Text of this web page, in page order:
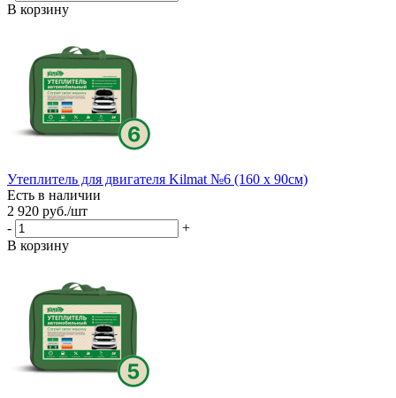
В корзину
Утеплитель для двигателя Kilmat №6 (160 х 90см)
Есть в наличии
2 920 руб./шт
-
+
В корзину